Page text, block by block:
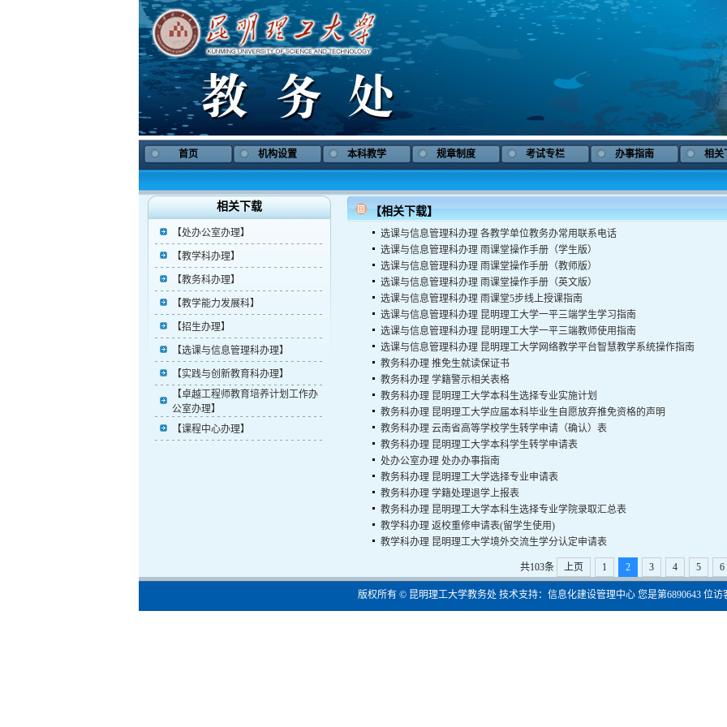
首页 机构设置 本科教学 规章制度 考试专栏 办事指南 相关
相关下载
【处办公室办理】
【教学科办理】
【教务科办理】
【教学能力发展科】
【招生办理】
【选课与信息管理科办理】
【实践与创新教育科办理】
【卓越工程师教育培养计划工作办
公室办理】
【课程中心办理】
【相关下载】
选课与信息管理科办理 各教学单位教务办常用联系电话
选课与信息管理科办理 雨课堂操作手册（学生版）
选课与信息管理科办理 雨课堂操作手册（教师版）
选课与信息管理科办理 雨课堂操作手册（英文版）
选课与信息管理科办理 雨课堂5步线上授课指南
选课与信息管理科办理 昆明理工大学一平三端学生学习指南
选课与信息管理科办理 昆明理工大学一平三端教师使用指南
选课与信息管理科办理 昆明理工大学网络教学平台智慧教学系统操作指南
教务科办理 推免生就读保证书
教务科办理 学籍警示相关表格
教务科办理 昆明理工大学本科生选择专业实施计划
教务科办理 昆明理工大学应届本科毕业生自愿放弃推免资格的声明
教务科办理 云南省高等学校学生转学申请（确认）表
教务科办理 昆明理工大学本科学生转学申请表
处办公室办理 处办办事指南
教务科办理 昆明理工大学选择专业申请表
教务科办理 学籍处理退学上报表
教务科办理 昆明理工大学本科生选择专业学院录取汇总表
教学科办理 返校重修申请表(留学生使用)
教学科办理 昆明理工大学境外交流生学分认定申请表
共103条 上页 1 2 3 4 5 6
版权所有 © 昆明理工大学教务处 技术支持：信息化建设管理中心 您是第6890643 位访